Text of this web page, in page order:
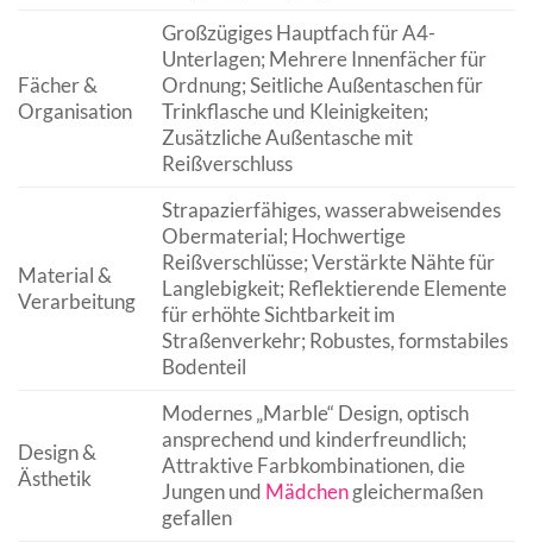
Fächer &
Organisation
Großzügiges Hauptfach für A4-
Unterlagen; Mehrere Innenfächer für
Ordnung; Seitliche Außentaschen für
Trinkflasche und Kleinigkeiten;
Zusätzliche Außentasche mit
Reißverschluss
Material &
Verarbeitung
Strapazierfähiges, wasserabweisendes
Obermaterial; Hochwertige
Reißverschlüsse; Verstärkte Nähte für
Langlebigkeit; Reflektierende Elemente
für erhöhte Sichtbarkeit im
Straßenverkehr; Robustes, formstabiles
Bodenteil
Design &
Ästhetik
Modernes „Marble“ Design, optisch
ansprechend und kinderfreundlich;
Attraktive Farbkombinationen, die
Jungen und Mädchengleichermaßen
gefallen